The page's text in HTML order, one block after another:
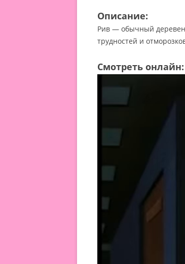
Описание:
Рив — обычный
трудностей и
Смотреть онлайн: